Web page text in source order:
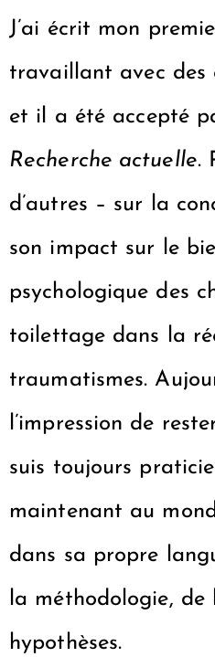
J’ai écrit mon
travaillant avec des
et il a été accepté
Recherche actuelle.
d’autres – sur la
son impact sur le
psychologique des
toilettage dans la
traumatismes.
l’impression de
suis toujours
maintenant au
dans sa propre
la méthodologie, de
hypothèses.